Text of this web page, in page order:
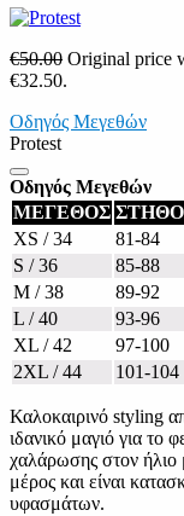
€50.00 Original price
€32.50.
Οδηγός Μεγεθών
Protest
Οδηγός Μεγεθών
ΜΕΓΕΘΟΣ
XS / 34
81-84
S / 36
85-88
M / 38
89-92
L / 40
93-96
XL / 42
97-100
2XL / 44
101-104
Καλοκαιρινό styling
ιδανικό μαγιό για το
χαλάρωσης στον ήλιο
μέρος και είναι
υφασμάτων.